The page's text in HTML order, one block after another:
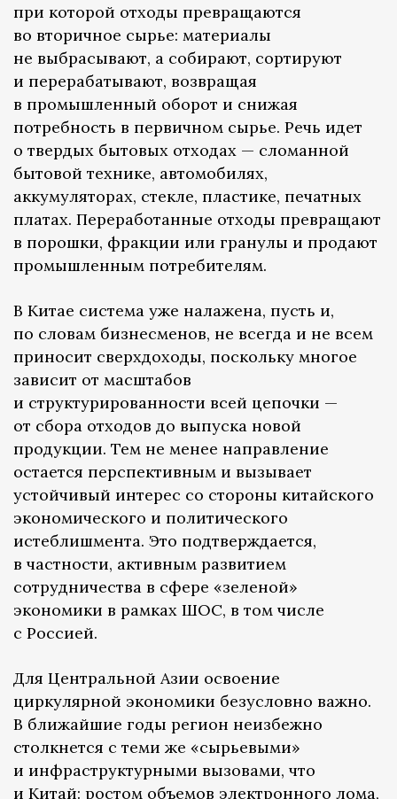
при которой отходы превращаются
во вторичное сырье: материалы
не выбрасывают, а собирают, сортируют
и перерабатывают, возвращая
в промышленный оборот и снижая
потребность в первичном сырье. Речь идет
о твердых бытовых отходах — сломанной
бытовой технике, автомобилях,
аккумуляторах, стекле, пластике, печатных
платах. Переработанные отходы превращают
в порошки, фракции или гранулы и продают
промышленным потребителям.
В Китае система уже налажена, пусть и,
по словам бизнесменов, не всегда и не всем
приносит сверхдоходы, поскольку многое
зависит от масштабов
и структурированности всей цепочки —
от сбора отходов до выпуска новой
продукции. Тем не менее направление
остается перспективным и вызывает
устойчивый интерес со стороны китайского
экономического и политического
истеблишмента. Это подтверждается,
в частности, активным развитием
сотрудничества в сфере «зеленой»
экономики в рамках ШОС, в том числе
с Россией.
Для Центральной Азии освоение
циркулярной экономики безусловно важно.
В ближайшие годы регион неизбежно
столкнется с теми же «сырьевыми»
и инфраструктурными вызовами, что
и Китай: ростом объемов электронного лома,